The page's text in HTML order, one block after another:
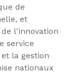
de
et
l'innovation
service
la gestion
nationaux